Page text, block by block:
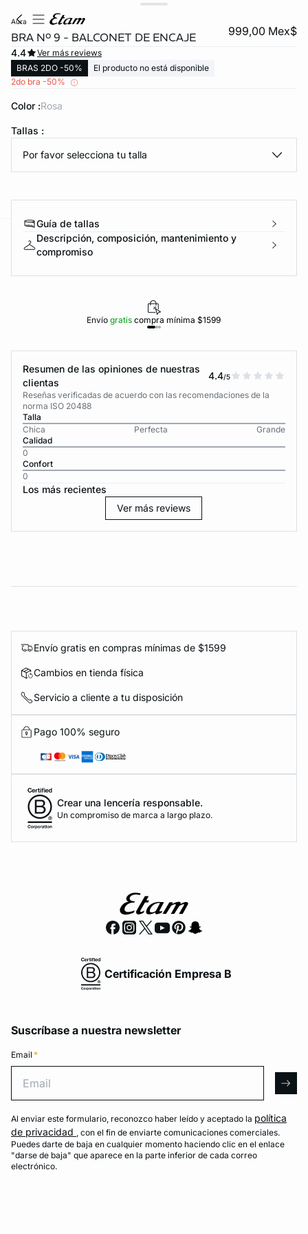
DE PANTIES
aura
BRA Nº 9 - BALCONET DE ENCAJE 999,00 Mex$
4.4
Ver más reviews
BRAS 2DO -50%
El producto no está disponible
2do bra -50%
Color : rosa
Tallas :
Por favor selecciona tu talla
Guía de tallas
Descripción, composición, mantenimiento y
compromiso
Envíogratiscompra mínima $1599
Resumen de las opiniones de nuestras
clientas
4.4/5
Reseñas verificadas de acuerdo con las recomendaciones de la
norma ISO 20488
Talla
Chica
Perfecta
Grande
Calidad
0
Confort
0
Los más recientes
Ver más reviews
Envío gratis en compras mínimas de $1599
Cambios en tienda física
Servicio a cliente a tu disposición
Pago 100% seguro
Crear una lencería responsable.
Un compromiso de marca a largo plazo.
Certificación Empresa B
Suscríbase a nuestra newsletter
Email *
Al enviar este formulario, reconozco haber leído y aceptado la política
de privacidad , con el fin de enviarte comunicaciones comerciales.
Puedes darte de baja en cualquier momento haciendo clic en el enlace
"darse de baja" que aparece en la parte inferior de cada correo
electrónico.